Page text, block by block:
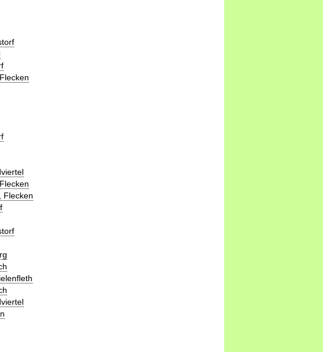
Flecken